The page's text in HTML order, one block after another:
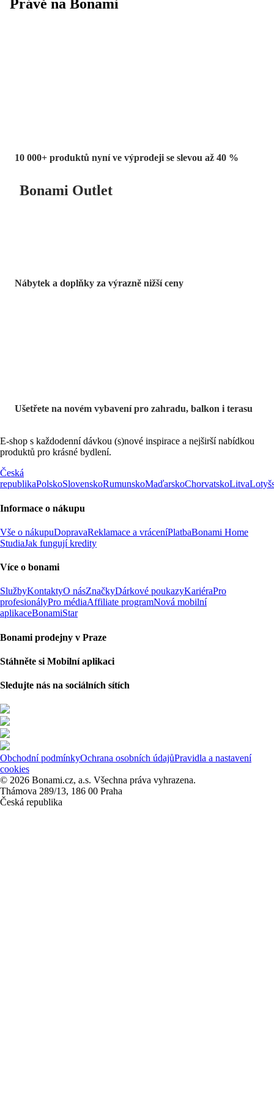
Právě na Bonami
10 000+ produktů nyní ve výprodeji se slevou až 40 %
Bonami Outlet
Nábytek a doplňky za výrazně nižší ceny
Ušetřete na novém vybavení pro zahradu, balkon i terasu
E-shop s každodenní dávkou (s)nové inspirace a nejširší nabídkou
produktů pro krásné bydlení.
Česká
republikaPolskoSlovenskoRumunskoMaďarskoChorvatskoLitva
Informace o nákupu
Vše o nákupuDopravaReklamace a vráceníPlatbaBonami Home
StudiaJak fungují kredity
Více o bonami
SlužbyKontaktyO násZnačkyDárkové poukazyKariéraPro
profesionályPro médiaAffiliate programNová mobilní
aplikaceBonamiStar
Bonami prodejny v Praze
Stáhněte si Mobilní aplikaci
Sledujte nás na sociálních sítích
Obchodní podmínkyOchrana osobních údajůPravidla a nastavení
cookies
© 2026 Bonami.cz, a.s. Všechna práva vyhrazena.
Thámova 289/13, 186 00 Praha
Česká republika